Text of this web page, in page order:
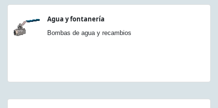
Agua y fontanería
Bombas de agua y recambios